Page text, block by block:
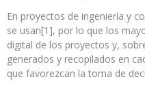
En proyectos de ingeniería y
se usan[1], por lo que los
digital de los proyectos y,
generados y recopilados en
que favorezcan la toma de